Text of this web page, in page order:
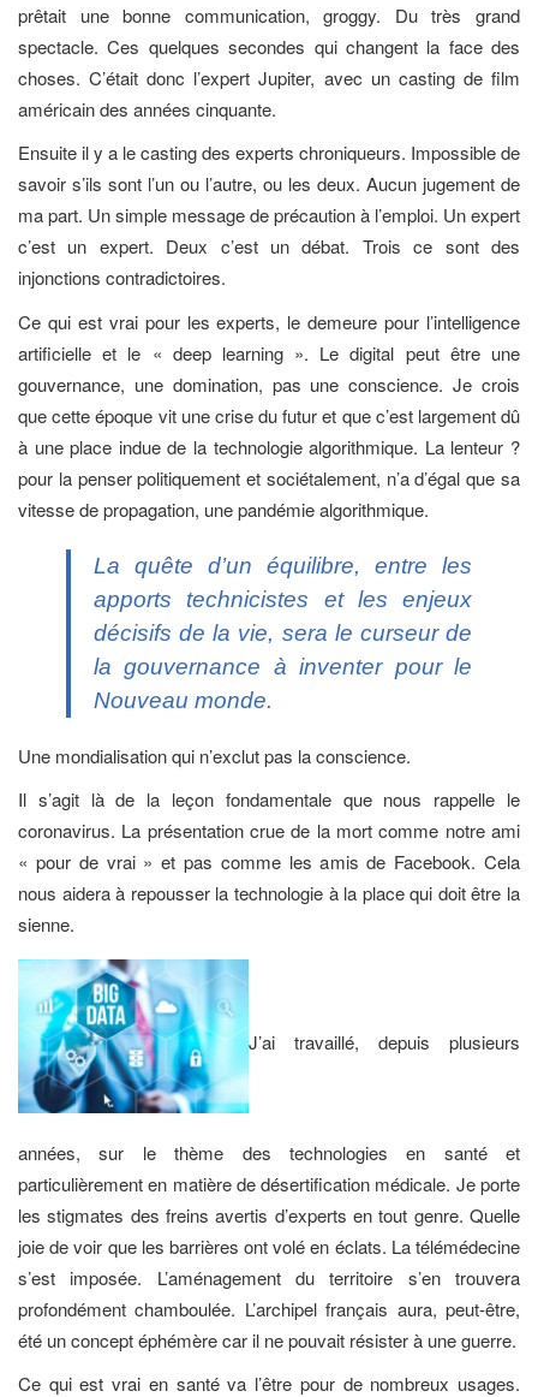
prêtait une bonne communication, groggy. Du très grand
spectacle. Ces quelques secondes qui changent la face des
choses. C’était donc l’expert Jupiter, avec un casting de film
américain des années cinquante.
Ensuite il y a le casting des experts chroniqueurs. Impossible de
savoir s’ils sont l’un ou l’autre, ou les deux. Aucun jugement de
ma part. Un simple message de précaution à l’emploi. Un expert
c’est un expert. Deux c’est un débat. Trois ce sont des
injonctions contradictoires.
Ce qui est vrai pour les experts, le demeure pour l’intelligence
artificielle et le « deep learning ». Le digital peut être une
gouvernance, une domination, pas une conscience. Je crois
que cette époque vit une crise du futur et que c’est largement dû
à une place indue de la technologie algorithmique. La lenteur ?
pour la penser politiquement et sociétalement, n’a d’égal que sa
vitesse de propagation, une pandémie algorithmique.
La quête d’un équilibre, entre les
apports technicistes et les enjeux
décisifs de la vie, sera le curseur de
la gouvernance à inventer pour le
Nouveau monde.
Une mondialisation qui n’exclut pas la conscience.
Il s’agit là de la leçon fondamentale que nous rappelle le
coronavirus. La présentation crue de la mort comme notre ami
« pour de vrai » et pas comme les amis de Facebook. Cela
nous aidera à repousser la technologie à la place qui doit être la
sienne.
J’ai travaillé, depuis plusieurs
années, sur le thème des technologies en santé et
particulièrement en matière de désertification médicale. Je porte
les stigmates des freins avertis d’experts en tout genre. Quelle
joie de voir que les barrières ont volé en éclats. La télémédecine
s’est imposée. L’aménagement du territoire s’en trouvera
profondément chamboulée. L’archipel français aura, peut-être,
été un concept éphémère car il ne pouvait résister à une guerre.
Ce qui est vrai en santé va l’être pour de nombreux usages.